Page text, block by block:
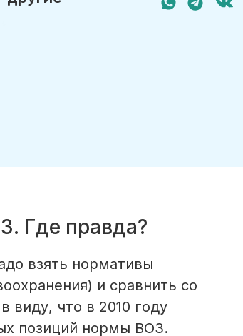
Где правда?
взять нормативы
и сравнить со
виду, что в 2010 году
позиций нормы ВОЗ.